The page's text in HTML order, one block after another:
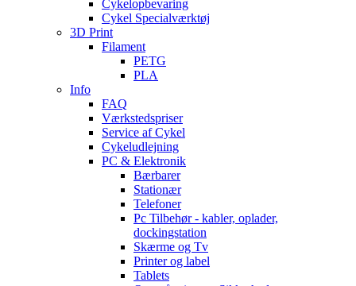
Cykelopbevaring
Cykel Specialværktøj
3D Print
Filament
PETG
PLA
Info
FAQ
Værkstedspriser
Service af Cykel
Cykeludlejning
PC & Elektronik
Bærbarer
Stationær
Telefoner
Pc Tilbehør - kabler, oplader,
dockingstation
Skærme og Tv
Printer og label
Tablets